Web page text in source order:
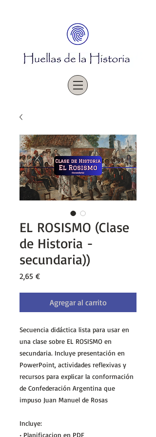
EL ROSISMO (Clase
de Historia -
secundaria))
2,65 €Precio
Agregar al carrito
Secuencia didáctica lista para usar en
una clase sobre EL ROSISMO en
secundaria. Incluye presentación en
PowerPoint, actividades reflexivas y
recursos para explicar la conformación
de Confederación Argentina que
impuso Juan Manuel de Rosas
Incluye:
• Planificacion en PDF